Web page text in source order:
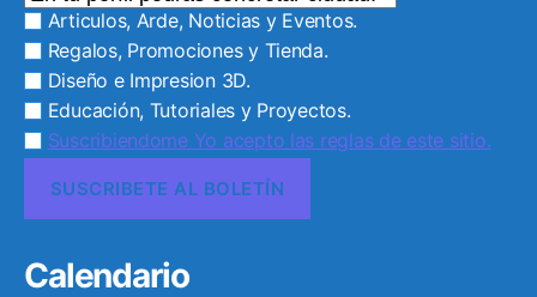
Articulos, Arde, Noticias y Eventos.
Regalos, Promociones y Tienda.
Diseño e Impresion 3D.
Educación, Tutoriales y Proyectos.
Suscribiendome Yo acepto las reglas de este sitio.
Calendario